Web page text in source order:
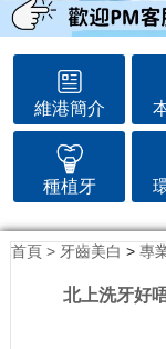
維港簡介
種植牙
首頁 > 牙齒美白 > 專
北上洗牙好